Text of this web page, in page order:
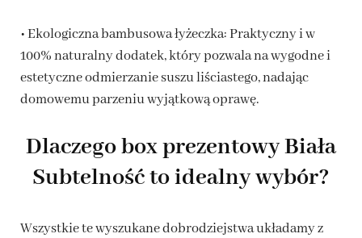
• Ekologiczna bambusowa łyżeczka: Praktyczny i w
100% naturalny dodatek, który pozwala na wygodne i
estetyczne odmierzanie suszu liściastego, nadając
domowemu parzeniu wyjątkową oprawę.
Dlaczego box prezentowy Biała
Subtelność to idealny wybór?
Wszystkie te wyszukane dobrodziejstwa układamy z